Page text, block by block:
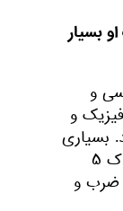
او بسیار
و
و
بسیاری
از فرمول های فیزیک را درک کرده و از بر است. باورکردنی نیست که این کودک ۵
ضرب و